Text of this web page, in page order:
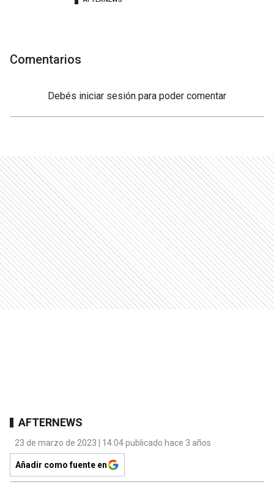
Comentarios
Debés iniciar sesión para poder comentar
AFTERNEWS
23 de marzo de 2023 | 14:04 publicado hace 3 años
Añadir como fuente en